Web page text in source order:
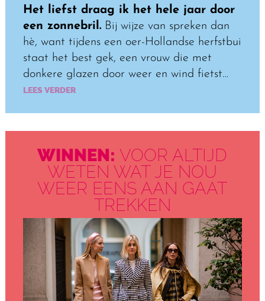
Het liefst draag ik het hele jaar door
een zonnebril.Bij wijze van spreken dan
hè, want tijdens een oer-Hollandse herfstbui
staat het best gek, een vrouw die met
donkere glazen door weer en wind fietst…
LEES VERDER
WINNEN: VOOR ALTIJD
WETEN WAT JE NOU
WEER EENS AAN GAAT
TREKKEN